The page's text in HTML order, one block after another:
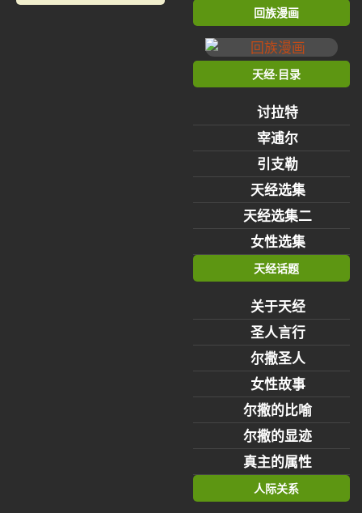
回族漫画
天经·目录
讨拉特
宰逋尔
引支勒
天经选集
天经选集二
女性选集
天经话题
关于天经
圣人言行
尔撒圣人
女性故事
尔撒的比喻
尔撒的显迹
真主的属性
人际关系